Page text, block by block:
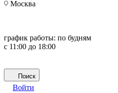
Москва
график работы: по будням
с 11:00 до 18:00
Поиск
Войти